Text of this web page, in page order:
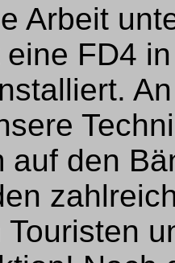
Arbeit
FD4
auf den